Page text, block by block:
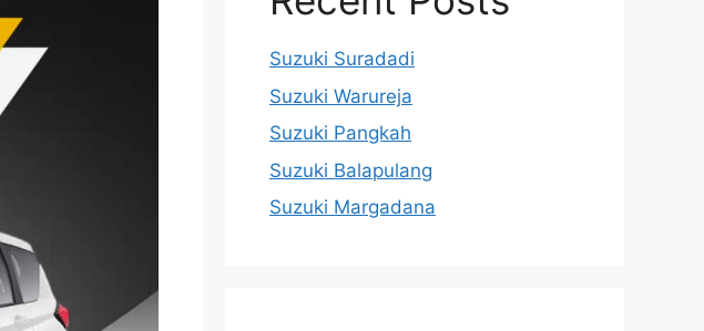
Suzuki Suradadi
Suzuki Warureja
Suzuki Pangkah
Suzuki Balapulang
Suzuki Margadana